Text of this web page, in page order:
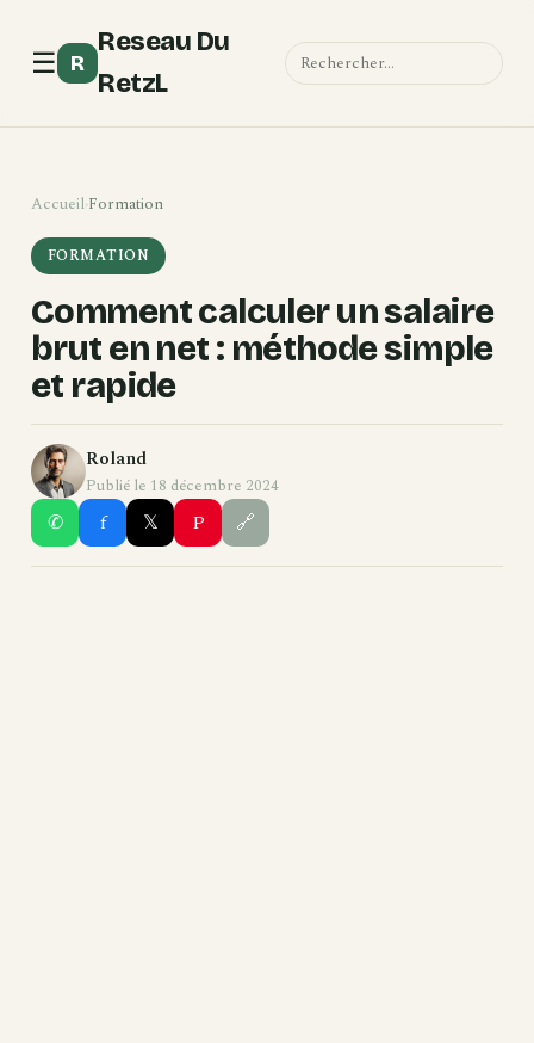
☰ R
Reseau Du
RetzL
Accueil›Formation
FORMATION
Comment calculer un salaire
brut en net : méthode simple
et rapide
Roland
Publié le 18 décembre 2024
✆ f 𝕏 P 🔗